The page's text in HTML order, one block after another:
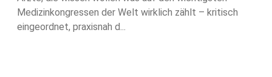
Medizinkongressen der Welt wirklich zählt – kritisch
eingeordnet, praxisnah d...